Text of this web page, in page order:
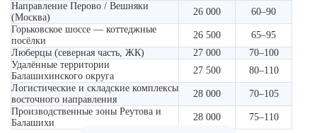
Направление Перово / Вешняки
(Москва)
26 000
60–90
Горьковское шоссе — коттеджные
посёлки
26 500
65–95
Люберцы (северная часть, ЖК)
27 000
70–100
Удалённые территории
Балашихинского округа
27 500
80–110
Логистические и складские комплексы
восточного направления
28 000
70–105
Производственные зоны Реутова и
Балашихи
28 000 75–110